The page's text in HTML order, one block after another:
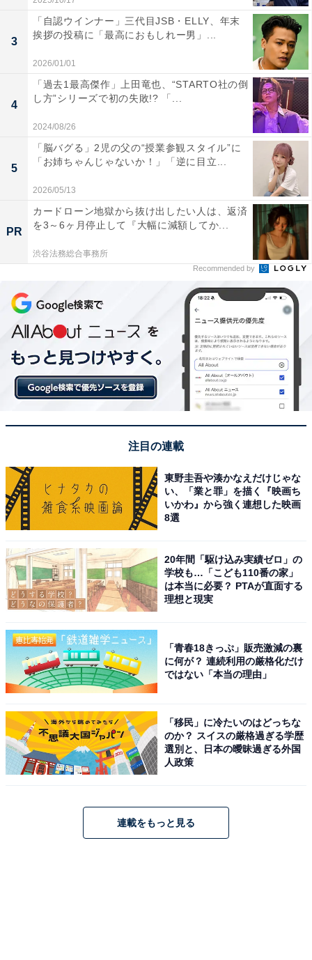
3
「自認ウインナー」三代目JSB・ELLY、年末
挨拶の投稿に「最高におもしれー男」...
2026/01/01
4
「過去1最高傑作」上田竜也、“STARTO社の倒
し方”シリーズで初の失敗!? 「...
2024/08/26
5
「脳バグる」2児の父の“授業参観スタイル”に
「お姉ちゃんじゃないか！」「逆に目立...
2026/05/13
PR
カードローン地獄から抜け出したい人は、返済
を3～6ヶ月停止して『大幅に減額してか...
渋谷法務総合事務所
Recommended by
注目の連載
東野圭吾や湊かなえだけじゃな
い、「業と罪」を描く『映画ち
いかわ』から強く連想した映画
8選
20年間「駆け込み実績ゼロ」の
学校も…「こども110番の家」
は本当に必要？ PTAが直面する
理想と現実
「青春18きっぷ」販売激減の裏
に何が？ 連続利用の厳格化だけ
ではない「本当の理由」
「移民」に冷たいのはどっちな
のか？ スイスの厳格過ぎる学歴
選別と、日本の曖昧過ぎる外国
人政策
連載をもっと見る